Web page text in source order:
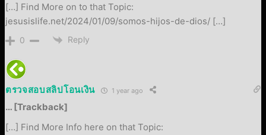
[…] Find More on to that Topic:
jesusislife.net/2024/01/09/somos-hijos-de-dios/ […]
0 Reply
ตรวจสอบสลิปโอนเงิน 1 year ago
… [Trackback]
[…] Find More Info here on that Topic: